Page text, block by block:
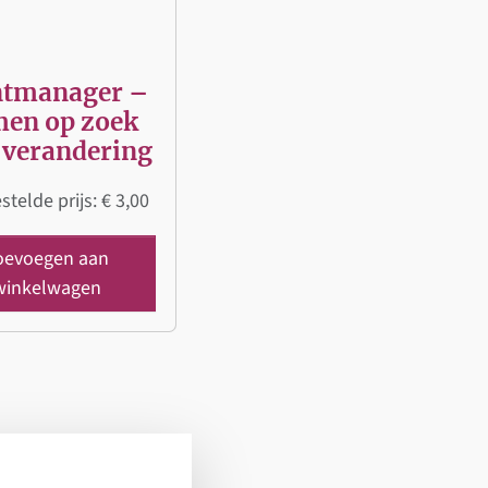
–
op zoek
prijs:€3,00
aan